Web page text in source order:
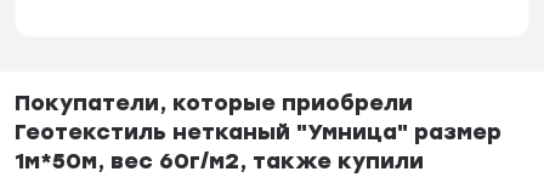
Покупатели, которые приобрели
Геотекстиль нетканый "Умница" размер
1м*50м, вес 60г/м2, также купили